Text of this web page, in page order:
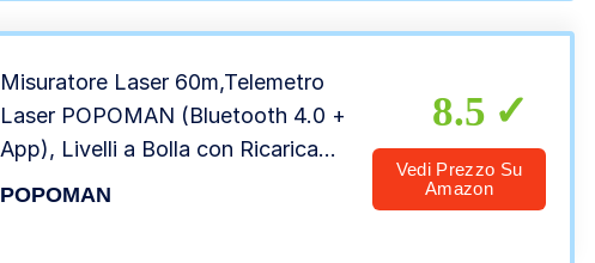
Misuratore Laser 60m,Telemetro
Laser POPOMAN (Bluetooth 4.0 +
App), Livelli a Bolla con Ricarica
Rapida USB, 99 Dati, Funzione di
POPOMAN
8.5
Vedi Prezzo Su
Amazon